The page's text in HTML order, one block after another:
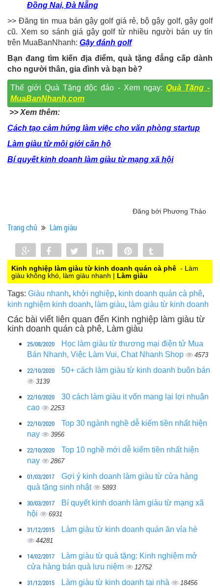
Đồng Nai, Đà Nẵng
>> Đăng tin mua bán gậy golf giá rẻ, bộ gậy golf, gậy golf
cũ. Xem so sánh giá gậy golf từ nhiều người bán uy tín
trên MuaBanNhanh: Gậy đánh golf
Bạn đang tìm kiến địa điểm, quà tặng đẳng cấp dành
cho người thân, gia đình và bạn bè?
Thế giới Quà Tặng độc đáo - Xem ngay: Quà Tặng -
MuaBanNhanh.com
>> Xem thêm:
Cách tạo cảm hứng làm việc cho văn phòng startup
Làm giàu từ môi giới căn hộ
Bí quyết kinh doanh làm giàu từ mạng xã hội
Đăng bởi Phương Thảo
Trang chủ Làm giàu
Share Share Tweet Share
0
Kinh nghiệp làm giàu từ kinh doanh quán cà phê - Làm
giàu không khó, làm giàu nhanh | Làm giàu
Tags: Giàu nhanh, khởi nghiệp, kinh doanh quán cà phê,
kinh nghiệm kinh doanh, làm giàu, làm giàu từ kinh doanh
Các bài viết liên quan đến Kinh nghiệp làm giàu từ
kinh doanh quán cà phê, Làm giàu
25/08/2020
Học làm giàu từ thương mại điện tử Mua
Bán Nhanh, Việc Làm Vui, Chat Nhanh Shop
4573
22/10/2020 50+ cách làm giàu từ kinh doanh buôn bán
3139
22/10/2020
30 cách làm giàu it vốn mang lại lợi nhuận
cao
2253
22/10/2020
Top 30 ngành nghề dễ kiếm tiền nhất hiện
nay
3956
22/10/2020
Top 10 nghề mới dễ kiếm tiền nhất hiện
nay
2867
01/03/2017
Gợi ý kinh doanh làm giàu từ cửa hàng
quà tặng sinh nhật
5893
30/03/2017
Bí quyết kinh doanh làm giàu từ mạng xã
hội
6931
31/12/2015 Làm giàu từ kinh doanh quán ăn vỉa hè
44281
14/02/2017
Làm giàu từ quà tặng: Kinh nghiệm mở
cửa hàng bán quà lưu niệm
12752
31/12/2015 Làm giàu từ kinh doanh tại nhà 18456